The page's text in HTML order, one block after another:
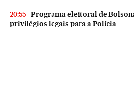
20:55
Programa eleitoral de
privilégios legais para a Polícia